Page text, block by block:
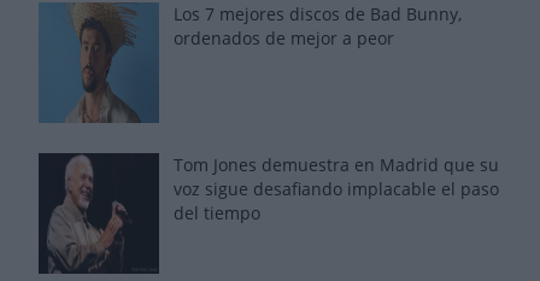
Los 7 mejores discos de Bad Bunny,
ordenados de mejor a peor
Tom Jones demuestra en Madrid que su
voz sigue desafiando implacable el paso
del tiempo